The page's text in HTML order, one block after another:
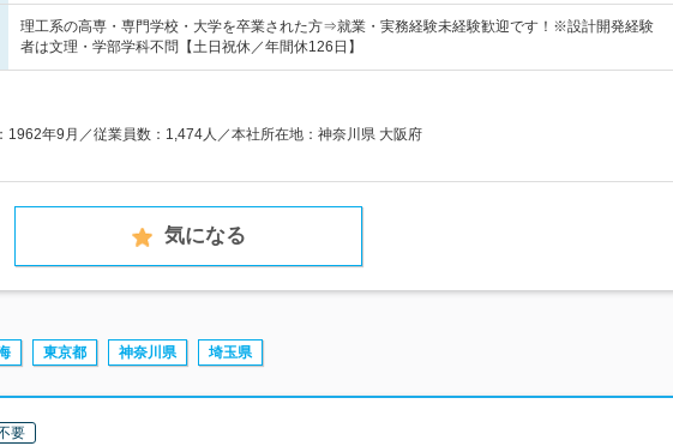
理工系の高専・専門学校・大学を卒業された方⇒就業・実務経験未経験歓迎です！※設計開発経験
者は文理・学部学科不問【土日祝休／年間休126日】
1962年9月／従業員数：1,474人／本社所在地：神奈川県 大阪府
気になる
東京都 神奈川県 埼玉県
要